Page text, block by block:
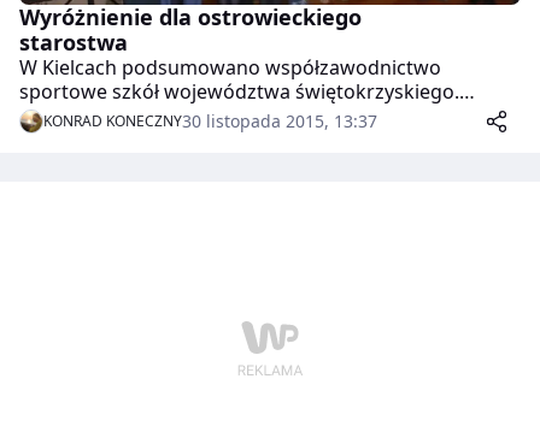
Wyróżnienie dla ostrowieckiego
starostwa
W Kielcach podsumowano współzawodnictwo
sportowe szkół województwa świętokrzyskiego.
Wśród wyróżnionych szkół znalazły się dwie
ostrowiecki placówki, zaś wśród jednostek samorządu
KONRAD KONECZNY30 listopada 2015, 13:37